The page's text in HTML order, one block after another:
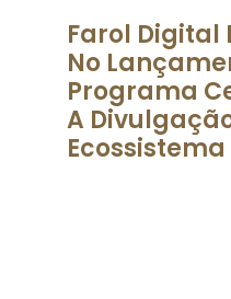
Farol Digital
No
Programa
A
Ecossistema